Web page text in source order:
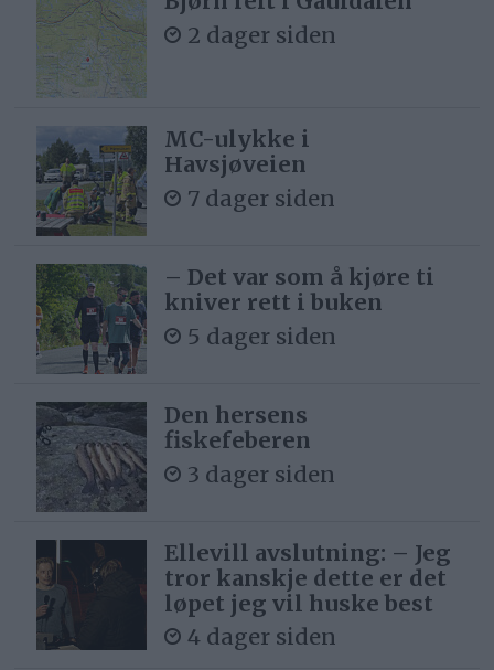
2 dager siden
MC-ulykke i
Havsjøveien
7 dager siden
– Det var som å kjøre ti
kniver rett i buken
5 dager siden
Den hersens
fiskefeberen
3 dager siden
Ellevill avslutning: – Jeg
tror kanskje dette er det
løpet jeg vil huske best
4 dager siden